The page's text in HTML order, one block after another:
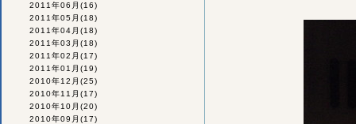
2011年06月 (16)
2011年05月 (18)
2011年04月 (18)
2011年03月 (18)
2011年02月 (17)
2011年01月 (19)
2010年12月 (25)
2010年11月 (17)
2010年10月 (20)
2010年09月 (17)